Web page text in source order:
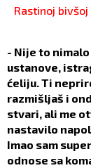
Rastinoj
- Nije to
ustanove,
ćeliju. Ti
razmišljaš i
stvari, ali me
nastavilo
Imao sam
odnose sa